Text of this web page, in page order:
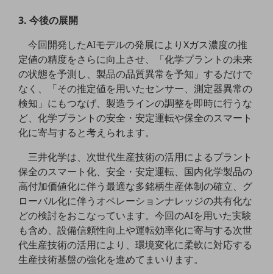
通信モジュール製品
衛星携帯電話
IOT完了済みメーカーブランド製品
料金
料金TOP
ドコモBiz データ無制限 ドコモ MAX ドコモ mini ドコモBiz かけ放題
ケータイプラン
5Gデータプラス
データプラス
IoT向け回線料金
home5Gプラン
モバイルサービス
端末の一元管理
3. 今後の展開
今回開発したAIモデルの発展によりXガス濃度の推
定値の精度をさらに向上させ、「化学プラントの未来
の状態を予測し、製品の品質異常を予知」するだけで
なく、「その推定値を用いたセンサー、測定器異常の
検知」にもつなげ、製造ラインの調整を即時に行うな
ど、化学プラントの安全・安定運転や保全のスマート
化に寄与すると考えられます。
三井化学は、次世代生産技術の活用によるプラント
保全のスマート化、安全・安定運転、国内化学製品の
高付加価値化に伴う最適な多銘柄生産体制の確立、グ
ローバル化に伴うオペレーションナレッジの共有化な
どの検討をおこなっています。今回のAIを用いた実験
も含め、設備信頼性向上や運転効率化に寄与する次世
代生産技術の活用により、環境変化に柔軟に対応する
生産技術基盤の強化を進めてまいります。